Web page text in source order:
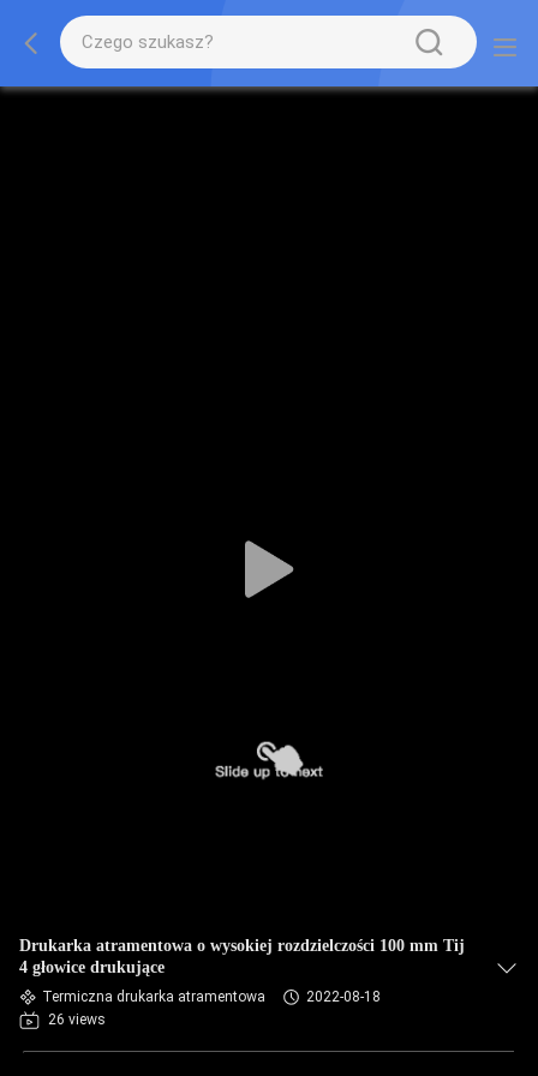
Drukarka atramentowa o wysokiej rozdzielczości 100 mm Tij
4 głowice drukujące
Termiczna drukarka atramentowa
2022-08-18
26 views